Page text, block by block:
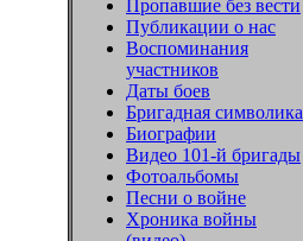
Пропавшие без вести
Публикации о нас
Воспоминания
участников
Даты боев
Бригадная символика
Биографии
Видео 101-й бригады
Фотоальбомы
Песни о войне
Хроника войны